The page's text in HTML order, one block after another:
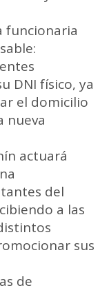
funcionaria
DNI físico, ya
el domicilio
nueva
actuará
del
a las
sus
de